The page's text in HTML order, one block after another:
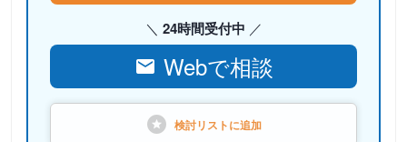
24時間受付中
Webで相談
検討リストに追加